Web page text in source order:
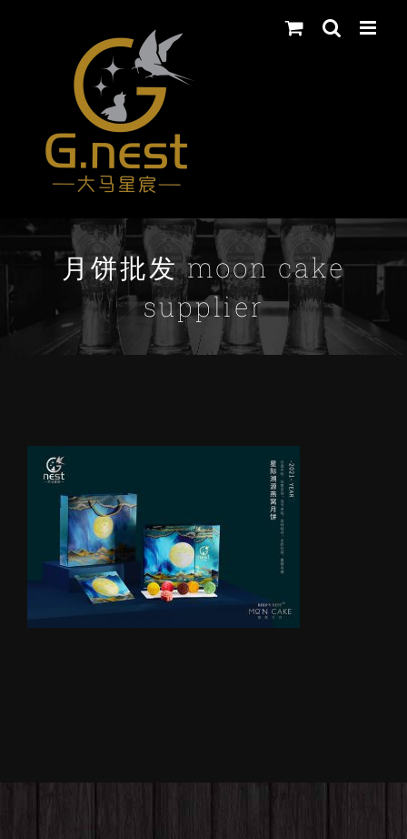
月饼批发 moon cake
supplier